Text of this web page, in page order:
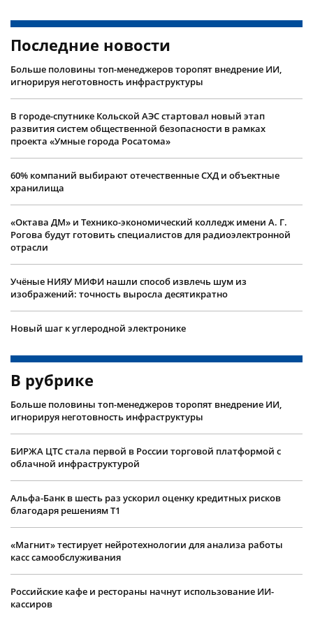
Последние новости
Больше половины топ-менеджеров торопят внедрение ИИ,
игнорируя неготовность инфраструктуры
В городе-спутнике Кольской АЭС стартовал новый этап
развития систем общественной безопасности в рамках
проекта «Умные города Росатома»
60% компаний выбирают отечественные СХД и объектные
хранилища
«Октава ДМ» и Технико-экономический колледж имени А. Г.
Рогова будут готовить специалистов для радиоэлектронной
отрасли
Учëные НИЯУ МИФИ нашли способ извлечь шум из
изображений: точность выросла десятикратно
Новый шаг к углеродной электронике
В рубрике
Больше половины топ-менеджеров торопят внедрение ИИ,
игнорируя неготовность инфраструктуры
БИРЖА ЦТС стала первой в России торговой платформой с
облачной инфраструктурой
Альфа-Банк в шесть раз ускорил оценку кредитных рисков
благодаря решениям Т1
«Магнит» тестирует нейротехнологии для анализа работы
касс самообслуживания
Российские кафе и рестораны начнут использование ИИ-
кассиров